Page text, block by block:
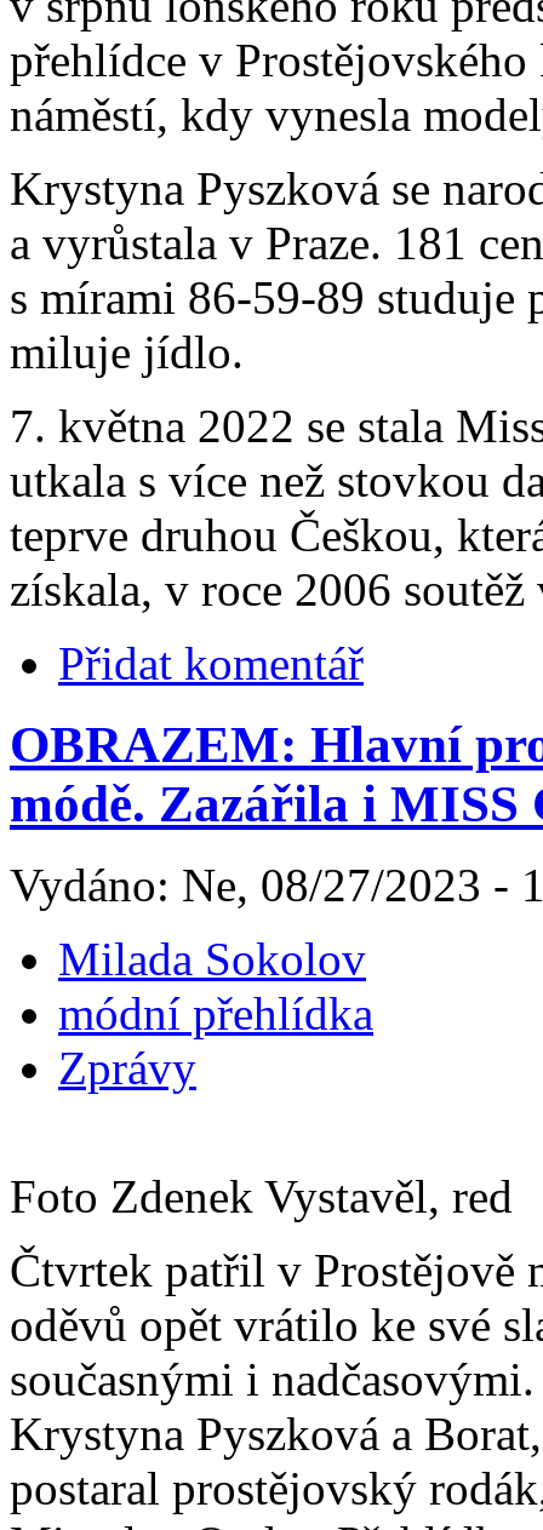
přehlídce v
náměstí, kdy vynesla
Krystyna Pyszková se
a vyrůstala v Praze. 181
s mírami 86-59-89 studuje
miluje jídlo.
7. května 2022 se stala
utkala s více než stovkou
teprve druhou Češkou,
získala, v roce 2006
Přidat komentář
OBRAZEM: Hlavní
módě. Zazářila i MISS
Vydáno: Ne, 08/27/2023 -
Milada Sokolov
módní přehlídka
Zprávy
Foto Zdenek Vystavěl, red
Čtvrtek patřil v Prostějově
oděvů opět vrátilo ke své
současnými i
Krystyna Pyszková a
postaral prostějovský